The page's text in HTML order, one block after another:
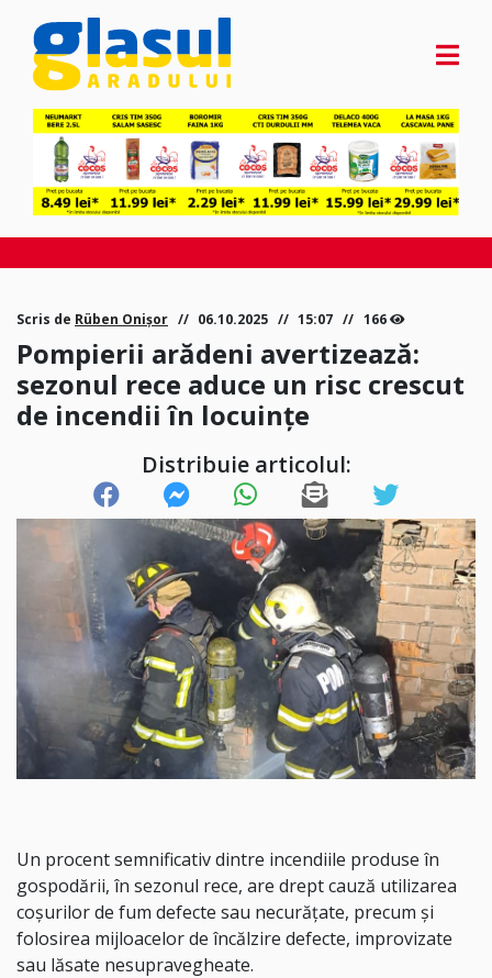
Scris de Rüben Onișor 06.10.2025 15:07 166
Pompierii arădeni avertizează:
sezonul rece aduce un risc crescut
de incendii în locuințe
Distribuie articolul:
Un procent semnificativ dintre incendiile produse în
gospodării, în sezonul rece, are drept cauză utilizarea
coșurilor de fum defecte sau necurățate, precum și
folosirea mijloacelor de încălzire defecte, improvizate
sau lăsate nesupravegheate.